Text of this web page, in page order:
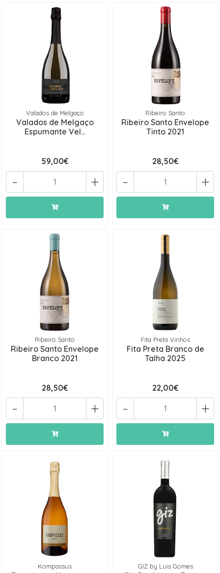
Valados de Melgaço
Valados de Melgaço
Espumante Vel...
59,00€
+
-
Ribeiro Santo
Ribeiro Santo Envelope
Tinto 2021
28,50€
+
-
Ribeiro Santo
Ribeiro Santo Envelope
Branco 2021
28,50€
+
-
Fita Preta Vinhos
Fita Preta Branco de
Talha 2025
22,00€
+
-
Kompassus GIZ by Luis Gomes